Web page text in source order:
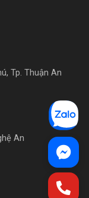
Tp. Thuận An
An